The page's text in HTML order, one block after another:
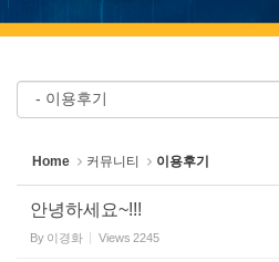
Home 커뮤니티 이용후기
안녕하세요~!!!
By 이경화 Views 2245